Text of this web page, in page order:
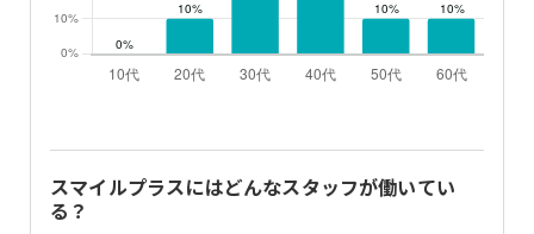
スマイルプラスにはどんなスタッフが働いてい
る？